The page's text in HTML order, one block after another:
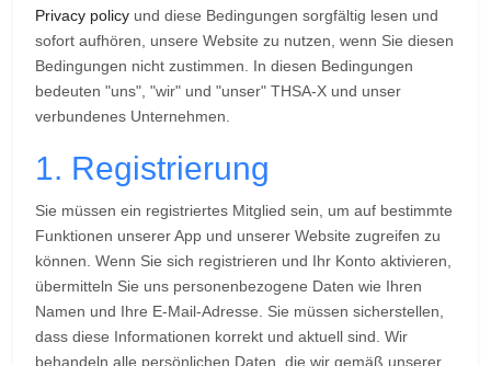
Privacy policy und diese Bedingungen sorgfältig lesen und
sofort aufhören, unsere Website zu nutzen, wenn Sie diesen
Bedingungen nicht zustimmen. In diesen Bedingungen
bedeuten "uns", "wir" und "unser" THSA-X und unser
verbundenes Unternehmen.
1. Registrierung
Sie müssen ein registriertes Mitglied sein, um auf bestimmte
Funktionen unserer App und unserer Website zugreifen zu
können. Wenn Sie sich registrieren und Ihr Konto aktivieren,
übermitteln Sie uns personenbezogene Daten wie Ihren
Namen und Ihre E-Mail-Adresse. Sie müssen sicherstellen,
dass diese Informationen korrekt und aktuell sind. Wir
behandeln alle persönlichen Daten, die wir gemäß unserer